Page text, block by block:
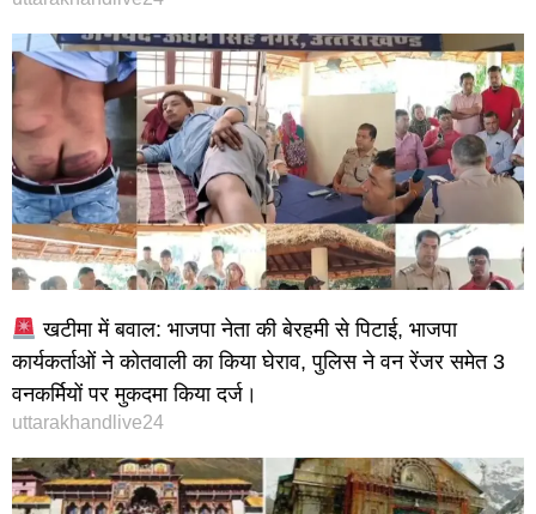
खटीमा में बवाल: भाजपा नेता की बेरहमी से पिटाई, भाजपा
कार्यकर्ताओं ने कोतवाली का किया घेराव, पुलिस ने वन रेंजर समेत 3
वनकर्मियों पर मुकदमा किया दर्ज।
uttarakhandlive24